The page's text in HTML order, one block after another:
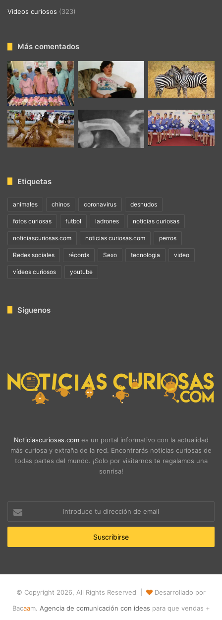
Videos curiosos (323)
Más comentados
Etiquetas
animales chinos coronavirus desnudos
fotos curiosas futbol ladrones noticias curiosas
noticiascuriosas.com noticias curiosas.com perros
Redes sociales récords Sexo tecnologia video
vídeos curiosos youtube
Síguenos
Noticiascuriosas.comes un portal informativo con la actualidad
más curiosa y extraña de la red. Encontrarás noticias curiosas de
todas partes del mundo. ¡Solo por visitarnos te regalamos una
sonrisa!
dirección
email
© Copyright 2026, All Rights Reserved |
Desarrollado por
Bacaam. Agencia de comunicación con ideas para que vendas +